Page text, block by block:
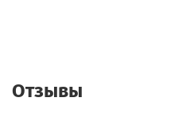
Отзывы